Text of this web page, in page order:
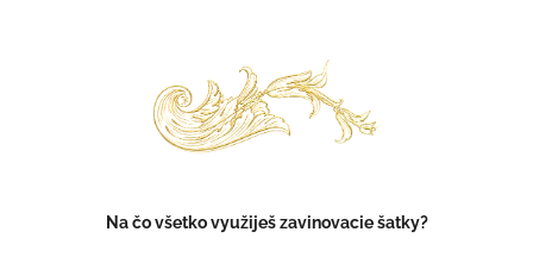
d
a
c
r
v
Na čo všetko využiješ zavinovacie šatky?